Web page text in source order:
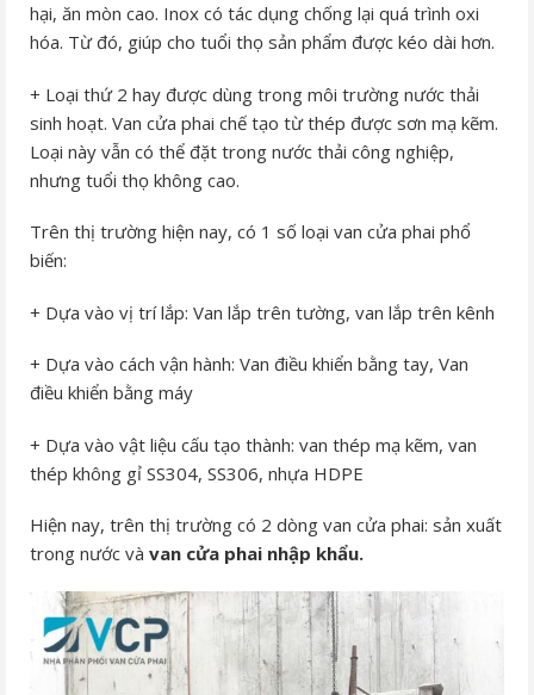
hại, ăn mòn cao. Inox có tác dụng chống lại quá trình oxi
hóa. Từ đó, giúp cho tuổi thọ sản phẩm được kéo dài hơn.
+ Loại thứ 2 hay được dùng trong môi trường nước thải
sinh hoạt. Van cửa phai chế tạo từ thép được sơn mạ kẽm.
Loại này vẫn có thể đặt trong nước thải công nghiệp,
nhưng tuổi thọ không cao.
Trên thị trường hiện nay, có 1 số loại van cửa phai phổ
biến:
+ Dựa vào vị trí lắp: Van lắp trên tường, van lắp trên kênh
+ Dựa vào cách vận hành: Van điều khiển bằng tay, Van
điều khiển bằng máy
+ Dựa vào vật liệu cấu tạo thành: van thép mạ kẽm, van
thép không gỉ SS304, SS306, nhựa HDPE
Hiện nay, trên thị trường có 2 dòng van cửa phai: sản xuất
trong nước và van cửa phai nhập khẩu.